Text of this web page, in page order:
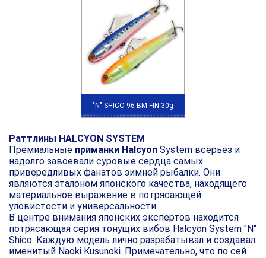
"N" SHICO 96 BM FIN 30g
Раттлины HALCYON SYSTEM
Премиальные приманки Halcyon System всерьез и
надолго завоевали суровые сердца самых
привередливых фанатов зимней рыбалки. Они
являются эталоном японского качества, находящего
материальное выражение в потрясающей
уловистости и универсальности.
В центре внимания японских экспертов находится
потрясающая серия тонущих вибов Halcyon System "N"
Shico. Каждую модель лично разрабатывал и создавал
именитый Naoki Kusunoki. Примечательно, что по сей